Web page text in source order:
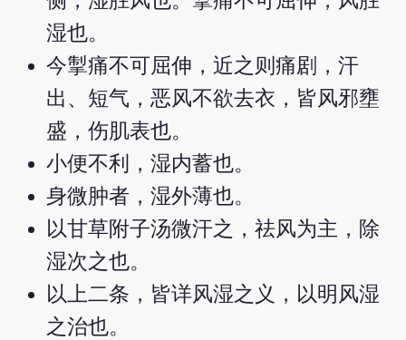
湿也。
今掣痛不可屈伸，近之则痛剧，汗
出、短气，恶风不欲去衣，皆风邪壅
盛，伤肌表也。
小便不利，湿内蓄也。
身微肿者，湿外薄也。
以甘草附子汤微汗之，祛风为主，除
湿次之也。
以上二条，皆详风湿之义，以明风湿
之治也。